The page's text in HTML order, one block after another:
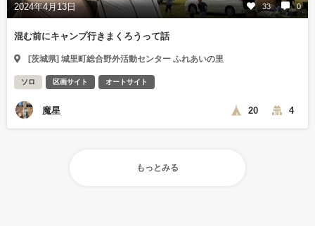
2024年4月13日 33 0
混む前にキャンプ行きまくろうって話
[茨城県] 城里町総合野外活動センター ふれあいの里
ソロ 区画サイト オートサイト
魔星 20 4
もっとみる